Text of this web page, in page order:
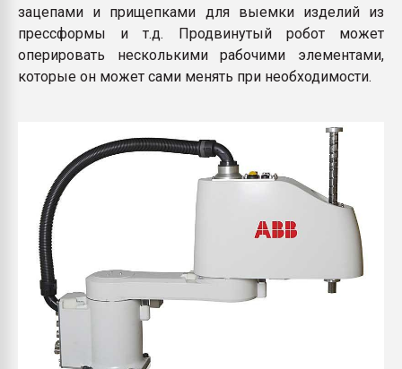
зацепами и прищепками для выемки изделий из
прессформы и т.д. Продвинутый робот может
оперировать несколькими рабочими элементами,
которые он может сами менять при необходимости.